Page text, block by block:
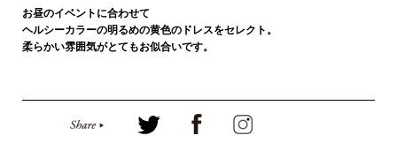
お昼のイベントに合わせて
ヘルシーカラーの明るめの黄色のドレスをセレクト。
柔らかい雰囲気がとてもお似合いです。